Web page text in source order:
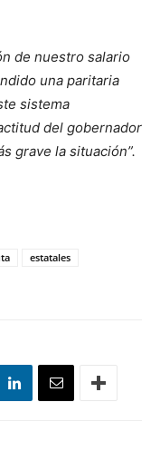
de nuestro salario
una paritaria
sistema
del gobernador
grave la situación”.
estatales